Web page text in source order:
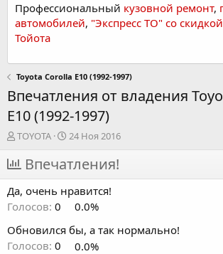
Профессиональный кузовной ремонт,
автомобилей, "Экспресс ТО" со
Тойота
Toyota Corolla Е10 (1992-1997)
Впечатления от владения
Е10 (1992-1997)
А
в
т
о
р
т
е
м
ы
TOYOTA
Д
а
т
а
н
а
а
л
24 Ноя 2016
Впечатления!
Да, очень нравится!
Голосов: 0
0.0%
Обновился бы, а так нормально!
Голосов: 0
0.0%